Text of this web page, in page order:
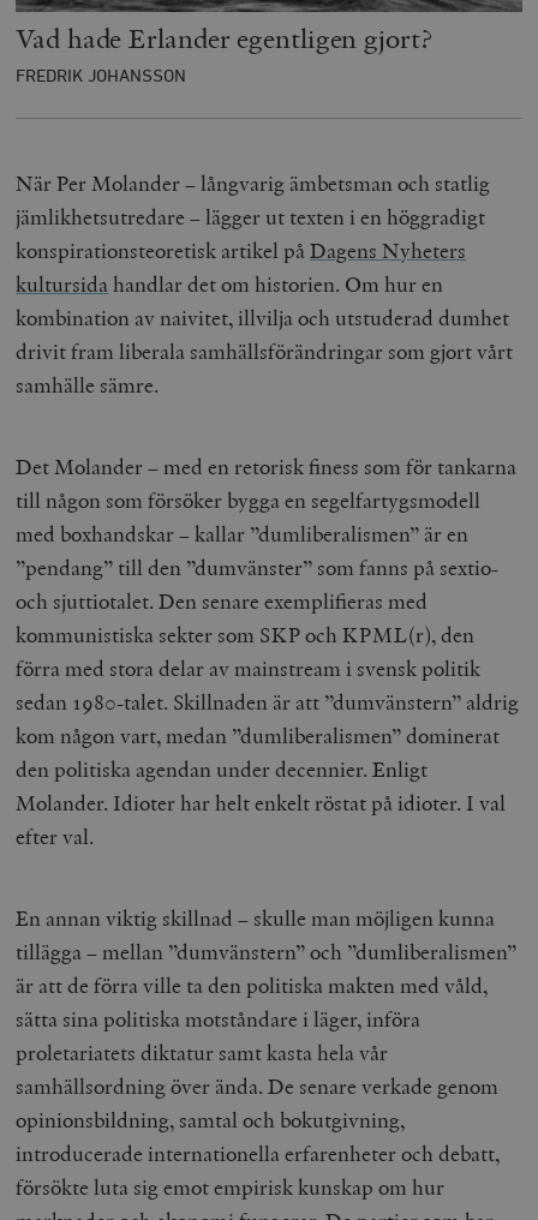
Vad hade Erlander egentligen gjort?
FREDRIK JOHANSSON
När Per Molander – långvarig ämbetsman och statlig
jämlikhetsutredare – lägger ut texten i en höggradigt
konspirationsteoretisk artikel påDagens Nyheters
kultursida handlar det om historien. Om hur en
kombination av naivitet, illvilja och utstuderad dumhet
drivit fram liberala samhällsförändringar som gjort vårt
samhälle sämre.
Det Molander – med en retorisk finess som för tankarna
till någon som försöker bygga en segelfartygsmodell
med boxhandskar – kallar ”dumliberalismen” är en
”pendang” till den ”dumvänster” som fanns på sextio-
och sjuttiotalet. Den senare exemplifieras med
kommunistiska sekter som SKP och KPML(r), den
förra med stora delar av mainstream i svensk politik
sedan 1980-talet. Skillnaden är att ”dumvänstern” aldrig
kom någon vart, medan ”dumliberalismen” dominerat
den politiska agendan under decennier. Enligt
Molander. Idioter har helt enkelt röstat på idioter. I val
efter val.
En annan viktig skillnad – skulle man möjligen kunna
tillägga – mellan ”dumvänstern” och ”dumliberalismen”
är att de förra ville ta den politiska makten med våld,
sätta sina politiska motståndare i läger, införa
proletariatets diktatur samt kasta hela vår
samhällsordning över ända. De senare verkade genom
opinionsbildning, samtal och bokutgivning,
introducerade internationella erfarenheter och debatt,
försökte luta sig emot empirisk kunskap om hur